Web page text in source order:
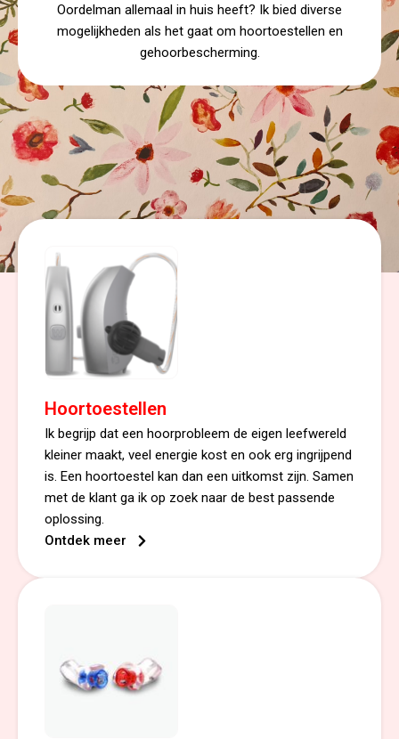
Oordelman allemaal in huis heeft? Ik bied diverse
mogelijkheden als het gaat om hoortoestellen en
gehoorbescherming.
Hoortoestellen
Ik begrijp dat een hoorprobleem de eigen leefwereld
kleiner maakt, veel energie kost en ook erg ingrijpend
is. Een hoortoestel kan dan een uitkomst zijn. Samen
met de klant ga ik op zoek naar de best passende
oplossing.
Ontdek meer